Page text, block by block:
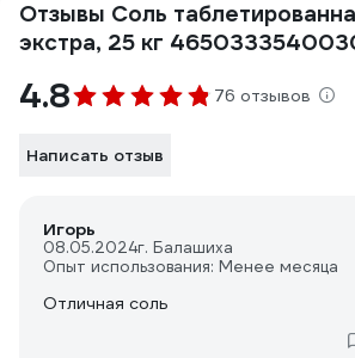
Отзывы Соль
экстра, 25 кг
4.8 76 отзывов
Написать отзыв
Игорь
08.05.2024г. Балашиха
Опыт использования: Менее месяца
Отличная соль